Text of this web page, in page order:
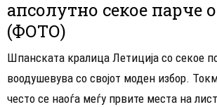
апсолутно секое парче
(ФОТО)
Шпанската кралица Летиција со секое
воодушевува со својот моден избор.
често се наоѓа меѓу првите места на